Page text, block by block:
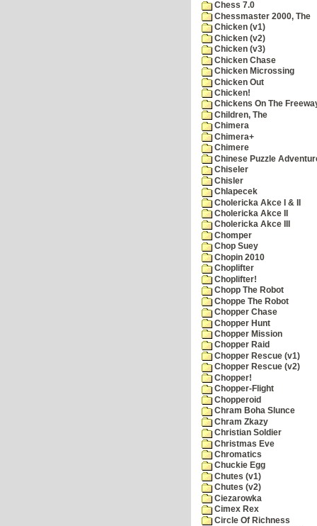
Chess 7.0
Chessmaster 2000, The
Chicken (v1)
Chicken (v2)
Chicken (v3)
Chicken Chase
Chicken Microssing
Chicken Out
Chicken!
Chickens On The
Children, The
Chimera
Chimera+
Chimere
Chinese Puzzle
Chiseler
Chisler
Chlapecek
Cholericka Akce I & II
Cholericka Akce II
Cholericka Akce III
Chomper
Chop Suey
Chopin 2010
Choplifter
Choplifter!
Chopp The Robot
Choppe The Robot
Chopper Chase
Chopper Hunt
Chopper Mission
Chopper Raid
Chopper Rescue (v1)
Chopper Rescue (v2)
Chopper!
Chopper-Flight
Chopperoid
Chram Boha Slunce
Chram Zkazy
Christian Soldier
Christmas Eve
Chromatics
Chuckie Egg
Chutes (v1)
Chutes (v2)
Ciezarowka
Cimex Rex
Circle Of Richness